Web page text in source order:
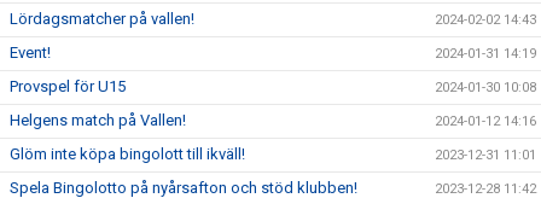
Lördagsmatcher på vallen! 2024-02-02 14:43
Event! 2024-01-31 14:19
Provspel för U15 2024-01-30 10:08
Helgens match på Vallen! 2024-01-12 14:16
Glöm inte köpa bingolott till ikväll! 2023-12-31 11:01
Spela Bingolotto på nyårsafton och stöd klubben! 2023-12-28 11:42